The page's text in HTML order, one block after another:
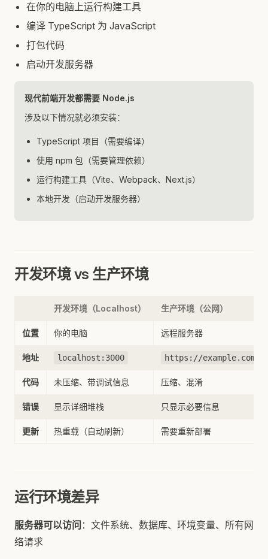
在你的电脑上运行构建工具
编译 TypeScript 为 JavaScript
打包代码
启动开发服务器
现代前端开发都需要 Node.js
涉及以下情况就必须安装：
TypeScript 项目（需要编译）
使用 npm 包（需要管理依赖）
运行构建工具（Vite、Webpack、Next.js）
本地开发（启动开发服务器）
开发环境 vs 生产环境
开发环境（Localhost） 生产环境（公网）
位置 你的电脑 远程服务器
地址 localhost:3000 https://example.com
代码 未压缩、带调试信息 压缩、混淆
错误 显示详细堆栈 只显示必要信息
更新 热重载（自动刷新） 需要重新部署
运行环境差异
服务器可以访问 ：文件系统、数据库、环境变量、所有网
络请求